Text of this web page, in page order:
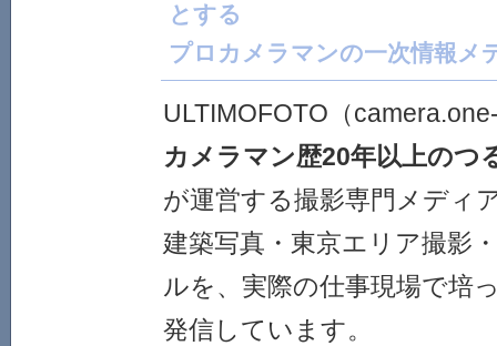
とする
プロカメラマンの一次情報メ
ULTIMOFOTO（
カメラマン歴20年以上のつ
が運営する撮影専門メディ
建築写真・東京エリア撮影
ルを、実際の仕事現場で培
発信しています。